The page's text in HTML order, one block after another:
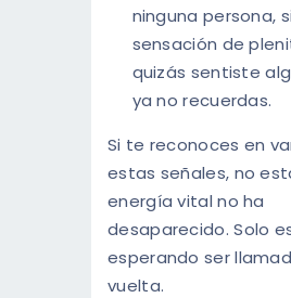
ninguna persona,
sensación de
quizás sentiste
ya no recuerdas.
Si te reconoces en
estas señales, no
energía vital no ha
desaparecido. Solo
esperando ser
vuelta.